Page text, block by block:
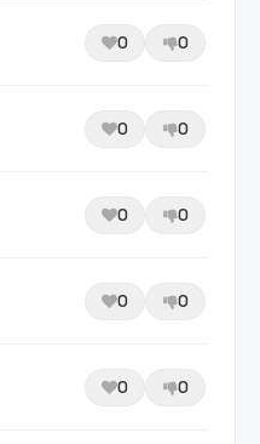
0 0
0 0
0 0
0 0
0 0